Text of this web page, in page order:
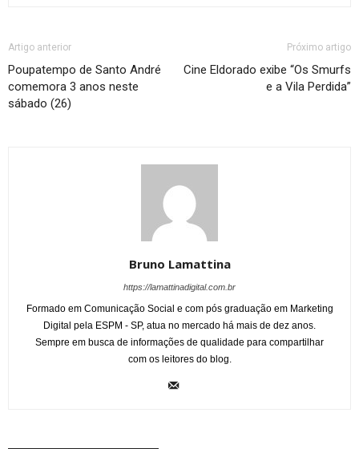
Artigo anterior
Poupatempo de Santo André
comemora 3 anos neste
sábado (26)
Próximo artigo
Cine Eldorado exibe “Os Smurfs
e a Vila Perdida”
Bruno Lamattina
https://lamattinadigital.com.br
Formado em Comunicação Social e com pós graduação em Marketing
Digital pela ESPM - SP, atua no mercado há mais de dez anos.
Sempre em busca de informações de qualidade para compartilhar
com os leitores do blog.